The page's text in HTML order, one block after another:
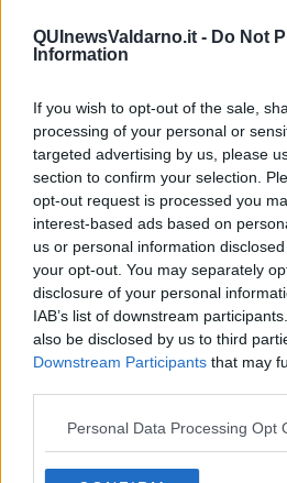
QUInewsValdarno.it - Do Not
Information
If you wish to opt-out of the sale,
processing of your personal or
targeted advertising by us, please
section to confirm your selection.
opt-out request is processed you
interest-based ads based on
us or personal information
your opt-out. You may separately
disclosure of your personal
IAB’s list of downstream
also be disclosed by us to third
Downstream Participants that may
Personal Data Processing Opt
Sudafrica, è allarme alimentare
Usa di nuovo al centro della
La farsa delle elezioni in Siria
In Medioriente non ci sono favole,
Biden chiama ma Netanyahu non
Niente di nuovo in Medioriente
La forza di Boris Johnson
Biden nuovo alleato armeno contro
Mar Mediterraneo cimitero silente
Richiami neo ottomani, la Francia
Israele ultima curva a destra
Israele al voto: il Re sarà morto o
Londra trema tra gossip e casse
Da Kindu a Kanyamahoro
Trump è vivo, ma Biden va avanti
Ombre cinesi sul Myanmar
27 gennaio, indispensabile
Countdown per Biden: non è un 20